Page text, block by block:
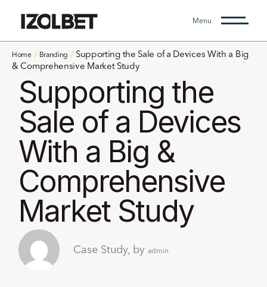
Menu
Home Branding
Supporting the Sale of a Devices With a Big
& Comprehensive Market Study
Supporting the
Sale of a Devices
With a Big &
Comprehensive
Market Study
Case Study, byadmin